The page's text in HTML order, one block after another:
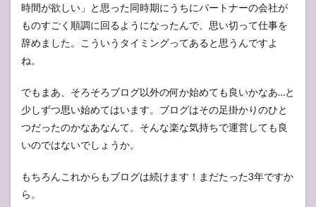
時間が欲しい」と思った同時期にうちにパートナーの会社が
ものすごく順調に回るようになったんで、思い切って仕事を
辞めました。こういうタイミングってあると思うんですよ
ね。
でもまあ、そろそろブログ以外の何か始めても良いかなあ…と
少しずつ思い始めてはいます。ブログはその足掛かりのひと
つだったのかなあなんて。そんな楽な気持ちで運営しても良
いのではないでしょうか。
もちろんこれからもブログは続けます！まだたった3年ですか
ら。